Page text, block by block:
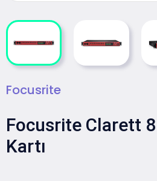
Focusrite
Focusrite Clarett
Kartı